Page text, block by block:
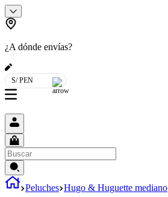
¿A dónde envías?
S/ PEN
Peluches Hugo & Huguette mediano